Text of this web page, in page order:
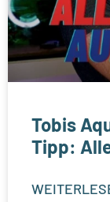
Tobis
Tipp: